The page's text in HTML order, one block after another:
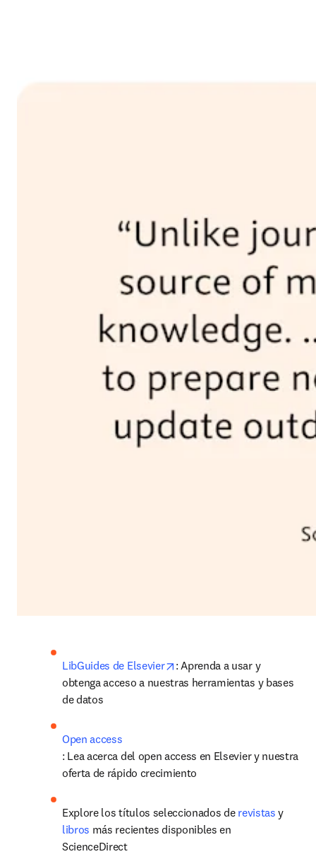
LibGuides de Elsevier opens in new tab/window
: Aprenda a usar y
obtenga acceso a nuestras herramientas y bases
de datos
: Lea acerca del open access en Elsevier y nuestra
oferta de rápido crecimiento
Explore los títulos seleccionados de revistas
libros más recientes disponibles en
ScienceDirect